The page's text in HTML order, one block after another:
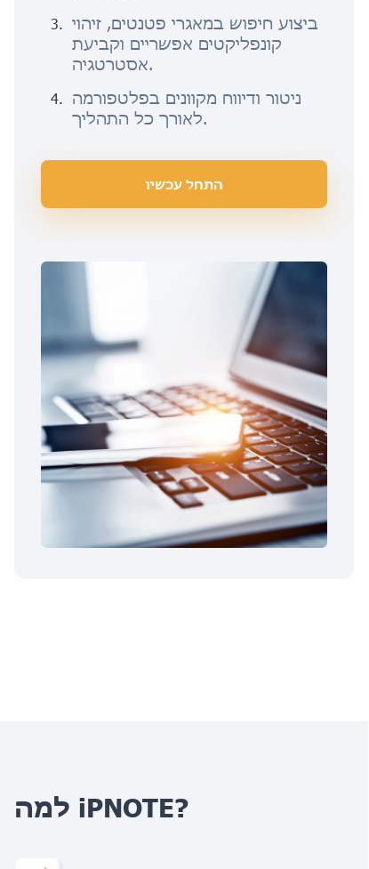
ביצוע חיפוש במאגרי פטנטים, זיהוי
קונפליקטים אפשריים וקביעת
אסטרטגיה.
ניטור ודיווח מקוונים בפלטפורמה
לאורך כל התהליך.
התחל עכשיו
למה iPNOTE?